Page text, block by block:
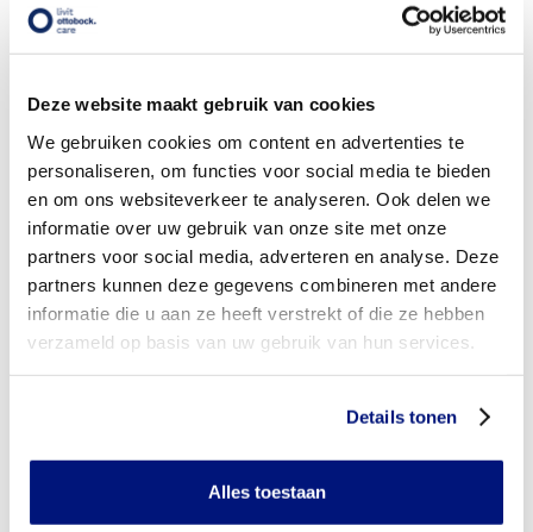
Deze website maakt gebruik van cookies
We gebruiken cookies om content en advertenties te
personaliseren, om functies voor social media te bieden
en om ons websiteverkeer te analyseren. Ook delen we
informatie over uw gebruik van onze site met onze
partners voor social media, adverteren en analyse. Deze
partners kunnen deze gegevens combineren met andere
informatie die u aan ze heeft verstrekt of die ze hebben
verzameld op basis van uw gebruik van hun services.
Details tonen
Alles toestaan
Wanneer komt mijn scoliosebrace NIET in aanmerking voor
vergoeding via mijn zorgverzekeraar?
Wordt mijn scoliosebrace vergoed uit de basisverzekering?
Wordt mijn scoliosebrace vergoed vanuit een aanvullende
verzekering?
Is de scoliosebrace individueel vervaardigd of verkrijgbaar
in confectie standaard uitvoeringen?
Is de scoliosebrace mijn eigendom?
Heb ik voor het laten aanmeten van een scoliosebrace
Kan ik een reserve scoliosebrace vergoed krijgen?